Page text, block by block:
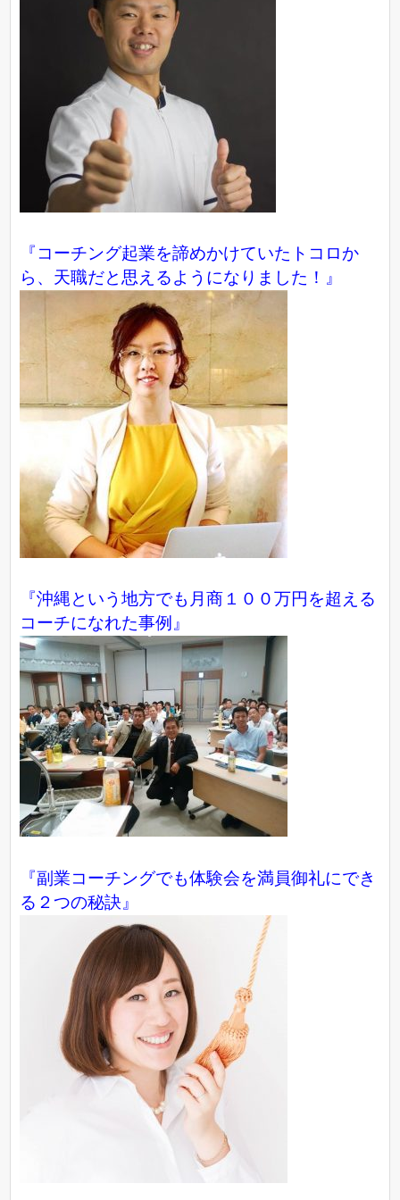
『コーチング起業を諦めかけていたトコロか
ら、天職だと思えるようになりました！』
『沖縄という地方でも月商１００万円を超える
コーチになれた事例』
『副業コーチングでも体験会を満員御礼にでき
る２つの秘訣』